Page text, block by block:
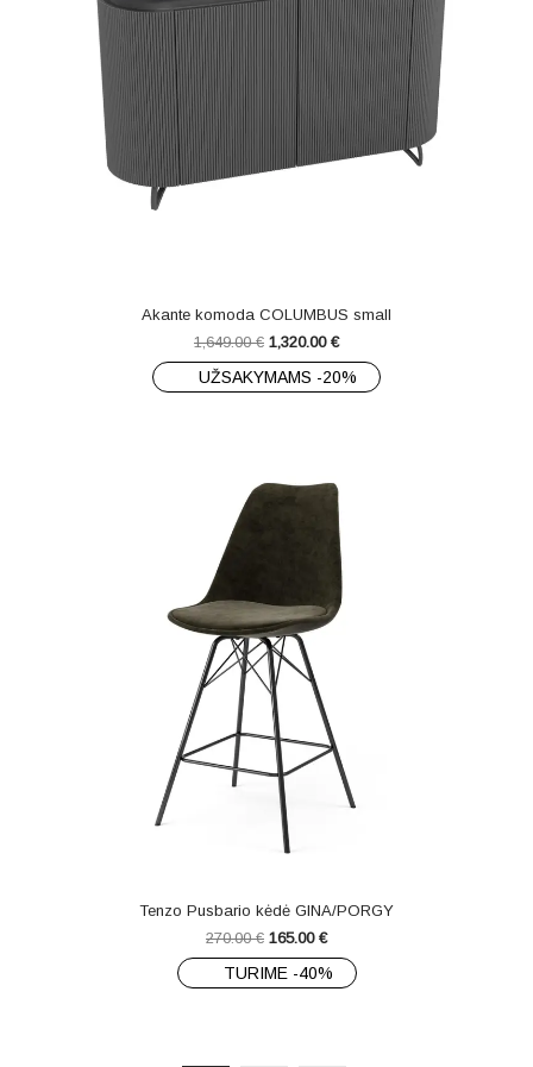
Akante komoda COLUMBUS small
1,649.00€ 1,320.00 €
UŽSAKYMAMS -20%
Tenzo Pusbario kėdė GINA/PORGY
270.00€ 165.00 €
TURIME -40%